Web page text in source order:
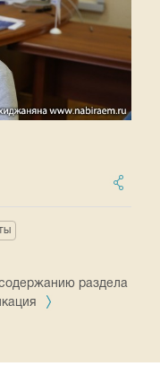
раздела